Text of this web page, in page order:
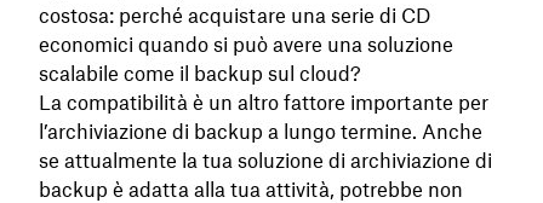
costosa: perché acquistare una serie di CD
economici quando si può avere una soluzione
scalabile come il backup sul cloud?
La compatibilità è un altro fattore importante per
l’archiviazione di backup a lungo termine. Anche
se attualmente la tua soluzione di archiviazione di
backup è adatta alla tua attività, potrebbe non